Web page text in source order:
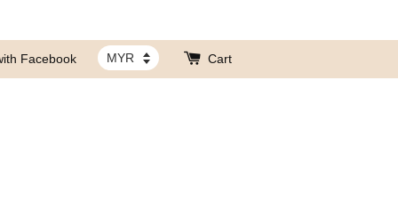
Facebook Cart